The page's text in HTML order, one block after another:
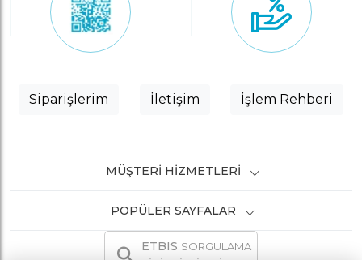
Siparişlerim İletişim İşlem Rehberi
MÜŞTERI HIZMETLERI
POPÜLER SAYFALAR
ETBIS SORGULAMA